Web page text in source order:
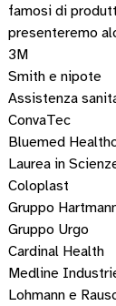
famosi di
presenteremo
3M
Smith e nipote
Assistenza
ConvaTec
Bluemed
Laurea in
Coloplast
Gruppo
Gruppo Urgo
Cardinal Health
Medline
Lohmann e